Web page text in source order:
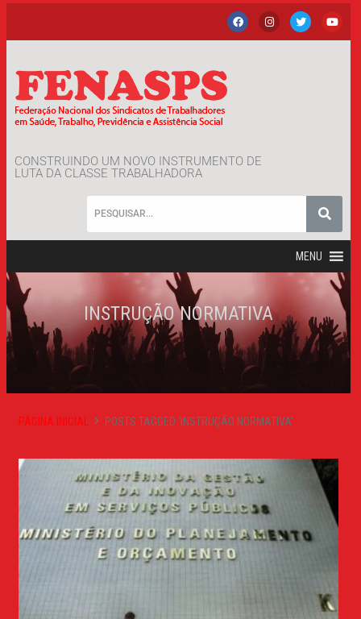
CONSTRUINDO UM NOVO INSTRUMENTO DE
LUTA DA CLASSE TRABALHADORA
MENU
INSTRUÇÃO NORMATIVA
PÁGINA INICIAL POSTS TAGGED 'INSTRUÇÃO NORMATIVA'